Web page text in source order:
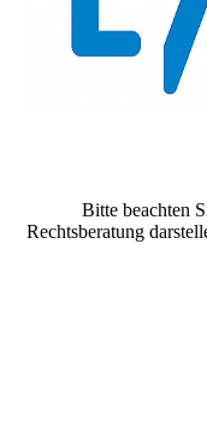
Bitte beachten
Rechtsberatung